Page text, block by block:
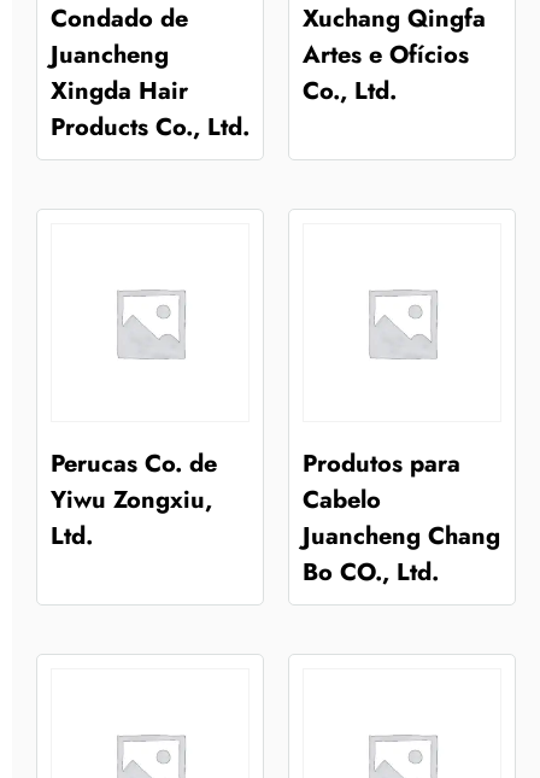
Condado de
Juancheng
Xingda Hair
Products Co., Ltd.
Xuchang Qingfa
Artes e Ofícios
Co., Ltd.
Perucas Co. de
Yiwu Zongxiu,
Ltd.
Produtos para
Cabelo
Juancheng Chang
Bo CO., Ltd.